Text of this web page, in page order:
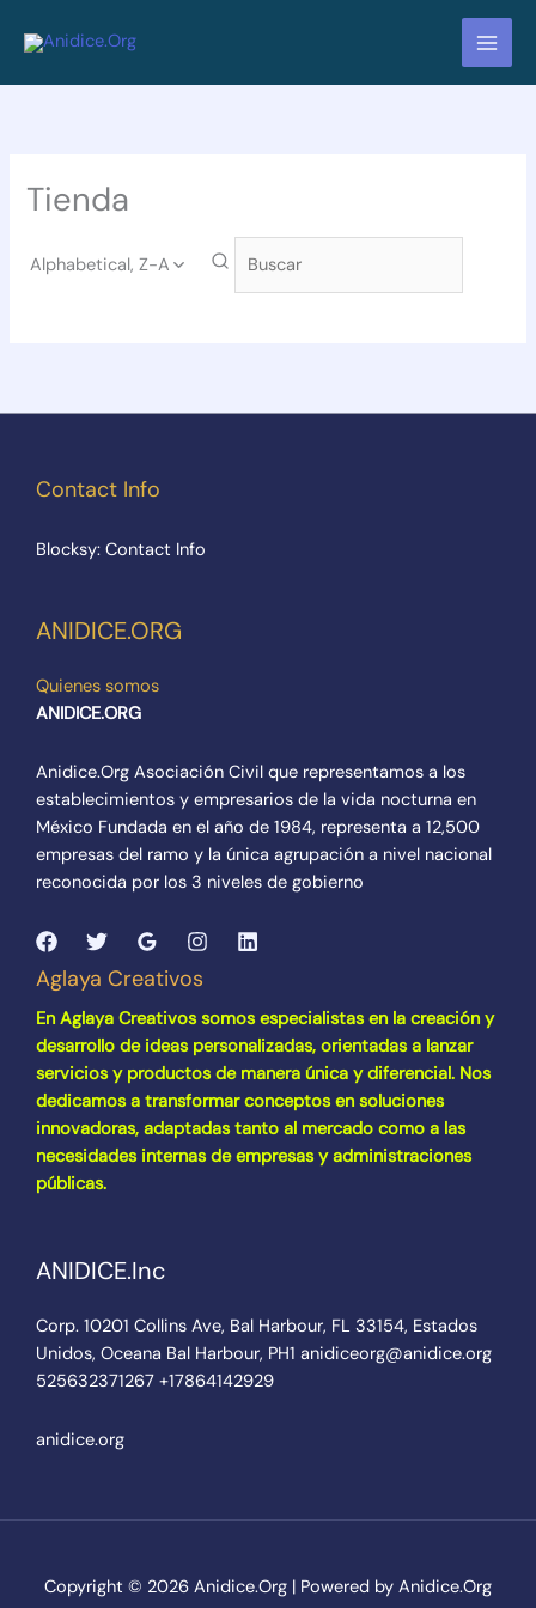
Tienda
Alphabetical, Z-A
Contact Info
Blocksy: Contact Info
ANIDICE.ORG
Quienes somos
ANIDICE.ORG
Anidice.Org Asociación Civil que representamos a los
establecimientos y empresarios de la vida nocturna en
México Fundada en el año de 1984, representa a 12,500
empresas del ramo y la única agrupación a nivel nacional
reconocida por los 3 niveles de gobierno
Aglaya Creativos
En Aglaya Creativos somos especialistas en la creación y
desarrollo de ideas personalizadas, orientadas a lanzar
servicios y productos de manera única y diferencial. Nos
dedicamos a transformar conceptos en soluciones
innovadoras, adaptadas tanto al mercado como a las
necesidades internas de empresas y administraciones
públicas.
ANIDICE.Inc
Corp. 10201 Collins Ave, Bal Harbour, FL 33154, Estados
Unidos, Oceana Bal Harbour, PH1 anidiceorg@anidice.org
525632371267 +17864142929
anidice.org
Copyright © 2026 Anidice.Org | Powered by Anidice.Org